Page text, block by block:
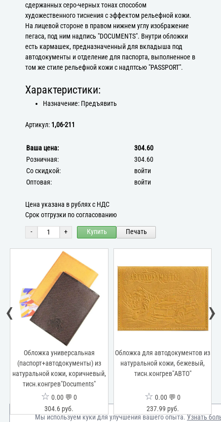
сдержанных серо-черных тонах способом
художественного тиснения с эффектом рельефной кожи.
На лицевой стороне в правом нижнем углу изображение
пегаса, под ним надпись "DOCUMENTS". Внутри обложки
есть кармашек, предназначенный для вкладыша под
автодокументы и отделение для паспорта, выполненное в
том же стиле рельефной кожи с надптсью "PASSPORT".
Характеристики:
Назначение: Предъявить
Артикул: 1,06-211
Ваша цена:
304.60
Розничная:
304.60
Со скидкой:
войти
Оптовая:
войти
Цена указана в рублях с НДС
Срок отгрузки по согласованию
- + Купить Печать
Обложка универсальная
(паспорт+автодокументы) из
натуральной кожи, коричневый,
тисн.конгрев"Documents"
☆ 0.00 💬 0
304.6 руб.
Обложка для автодокументов из
натуральной кожи, бежевый,
тисн.конгрев"АВТО"
☆ 0.00 💬 0
237.99 руб.
‹ ›
Мы используем куки для улучшения вашего опыта.Узнать